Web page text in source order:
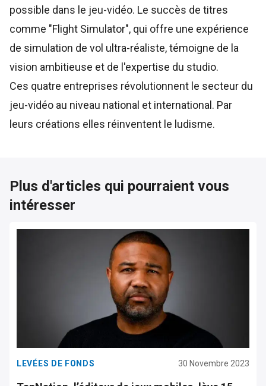
possible dans le jeu-vidéo. Le succès de titres
comme "Flight Simulator", qui offre une expérience
de simulation de vol ultra-réaliste, témoigne de la
vision ambitieuse et de l'expertise du studio.
Ces quatre entreprises révolutionnent le secteur du
jeu-vidéo au niveau national et international. Par
leurs créations elles réinventent le ludisme.
Plus d'articles qui pourraient vous
intéresser
LEVÉES DE FONDS 30 Novembre 2023